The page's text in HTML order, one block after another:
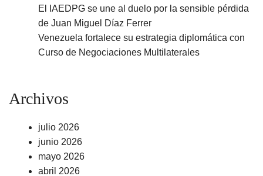
El IAEDPG se une al duelo por la sensible pérdida
de Juan Miguel Díaz Ferrer
Venezuela fortalece su estrategia diplomática con
Curso de Negociaciones Multilaterales
Archivos
julio 2026
junio 2026
mayo 2026
abril 2026